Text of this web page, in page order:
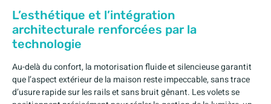
L’esthétique et l’intégration
architecturale renforcées par la
technologie
Au-delà du confort, la motorisation fluide et silencieuse garantit
que l’aspect extérieur de la maison reste impeccable, sans trace
d’usure rapide sur les rails et sans bruit gênant. Les volets se